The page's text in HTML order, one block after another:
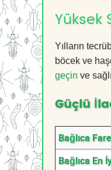
Yüksek
Yılların
böcek ve
geçin ve
Güçlü
Bağlıca
Bağlıca En